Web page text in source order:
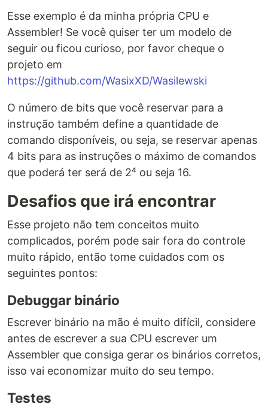
Esse exemplo é da minha própria CPU e
Assembler! Se você quiser ter um modelo de
seguir ou ficou curioso, por favor cheque o
projeto em
https://github.com/WasixXD/Wasilewski
O número de bits que você reservar para a
instrução também define a quantidade de
comando disponíveis, ou seja, se reservar apenas
4 bits para as instruções o máximo de comandos
que poderá ter será de 2⁴ ou seja 16.
Desafios que irá encontrar
Esse projeto não tem conceitos muito
complicados, porém pode sair fora do controle
muito rápido, então tome cuidados com os
seguintes pontos:
Debuggar binário
Escrever binário na mão é muito difícil, considere
antes de escrever a sua CPU escrever um
Assembler que consiga gerar os binários corretos,
isso vai economizar muito do seu tempo.
Testes